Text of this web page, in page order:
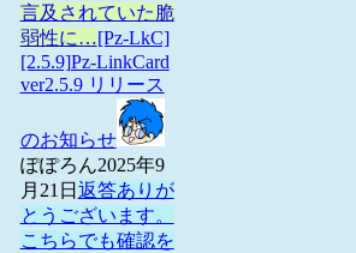
言及されていた脆
弱性に…[Pz-LkC]
[2.5.9]Pz-LinkCard
ver2.5.9 リリース
のお知らせ
ぽぽろん2025年9
月21日 返答ありが
とうございます。
こちらでも確認を